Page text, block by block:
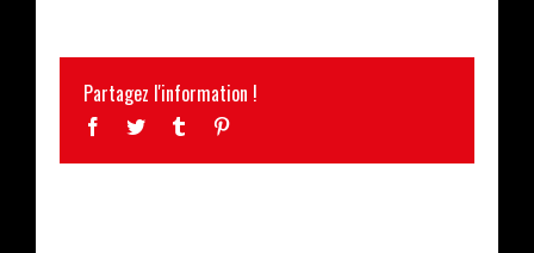
Partagez l'information !
Facebook
Twitter Tumblr